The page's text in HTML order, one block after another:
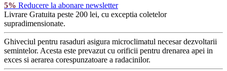
5% Reducere la abonare newsletter
Livrare Gratuita peste 200 lei, cu exceptia coletelor
supradimensionate.
Ghiveciul pentru rasaduri asigura microclimatul necesar dezvoltarii
semintelor. Acesta este prevazut cu orificii pentru drenarea apei in
exces si aerarea corespunzatoare a radacinilor.